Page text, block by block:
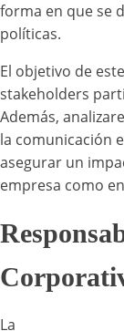
forma en que se
políticas.
El objetivo de
stakeholders
Además,
la comunicación
asegurar un
empresa como
La